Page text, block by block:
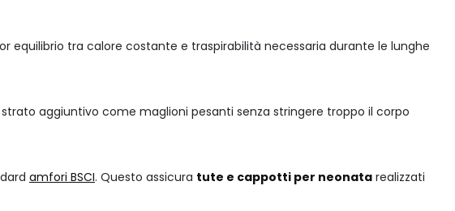
equilibrio tra calore costante e traspirabilità necessaria durante le lunghe
aggiuntivo come maglioni pesanti senza stringere troppo il corpo
amfori BSCI. Questo assicura tute e cappotti per neonata realizzati